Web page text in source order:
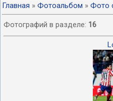
Главная » Фотоальбом » Фото
Фотографий в разделе: 16